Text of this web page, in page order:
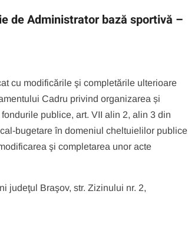
de Administrator bază sportivă –
cu modificările şi completările ulterioare
Cadru privind organizarea și
publice, art. VII alin 2, alin 3 din
bugetare în domeniul cheltuielilor publice
şi completarea unor acte
judeţul Braşov, str. Zizinului nr. 2,